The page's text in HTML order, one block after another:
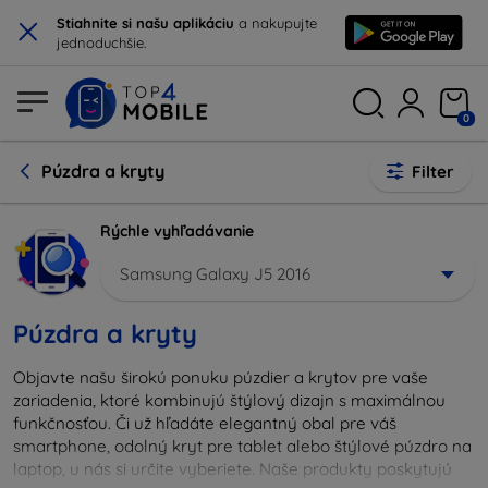
× Stiahnite si našu aplikáciu a nakupujte
jednoduchšie.
0
Púzdra a kryty Filter
Rýchle vyhľadávanie
Samsung Galaxy J5 2016
Púzdra a kryty
Objavte našu širokú ponuku púzdier a krytov pre vaše
zariadenia, ktoré kombinujú štýlový dizajn s maximálnou
funkčnosťou. Či už hľadáte elegantný obal pre váš
smartphone, odolný kryt pre tablet alebo štýlové púzdro na
laptop, u nás si určite vyberiete. Naše produkty poskytujú